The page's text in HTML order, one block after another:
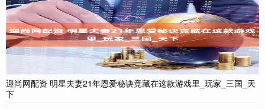
迎尚网配资 明星夫妻21年恩爱秘诀竟藏在这款游戏里_玩家_三国_天
下